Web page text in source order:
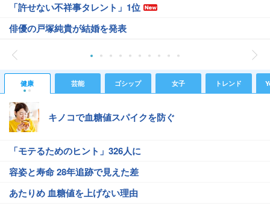
「許せない不祥事タレント」1位
俳優の戸塚純貴が結婚を発表
健康 芸能 ゴシップ 女子 トレンド
キノコで血糖値スパイクを防ぐ
「モテるためのヒント」326人に
容姿と寿命 28年追跡で見えた差
あたりめ 血糖値を上げない理由